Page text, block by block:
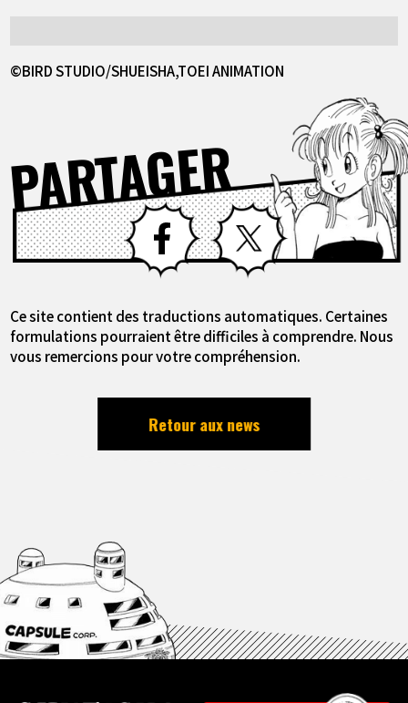
©BIRD STUDIO/SHUEISHA,TOEI ANIMATION
PARTAGERFacebook X
Ce site contient des traductions automatiques. Certaines
formulations pourraient être difficiles à comprendre. Nous
vous remercions pour votre compréhension.
Retour aux news